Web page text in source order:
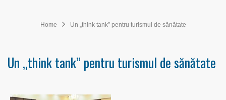
Home Un „think tank” pentru turismul de sănătate
Un „think tank” pentru turismul de sănătate